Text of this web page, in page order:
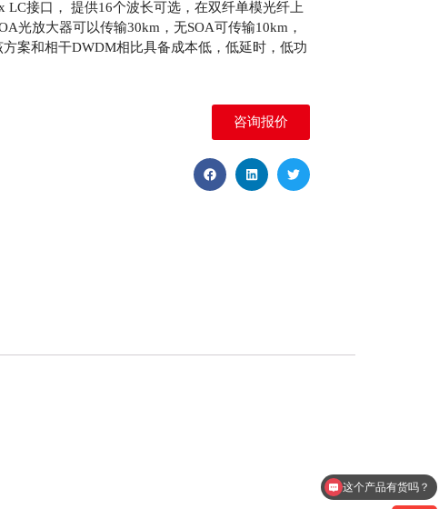
LC接口， 提供16个波长可选，在双纤单模光纤上
光放大器可以传输30km，无SOA可传输10km，
案和相干DWDM相比具备成本低，低延时，低功
咨询报价
这个产品有货吗？